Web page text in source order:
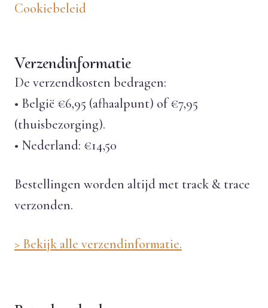
Cookiebeleid
Verzendinformatie
De verzendkosten bedragen:
• België €6,95 (afhaalpunt) of €7,95
(thuisbezorging).
• Nederland: €14,50
Bestellingen worden altijd met track & trace
verzonden.
> Bekijk alle verzendinformatie.